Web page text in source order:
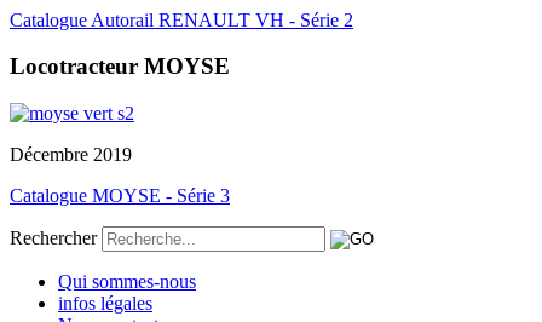
Catalogue Autorail RENAULT VH - Série 2
Locotracteur MOYSE
Décembre 2019
Catalogue MOYSE - Série 3
Rechercher
Qui sommes-nous
infos légales